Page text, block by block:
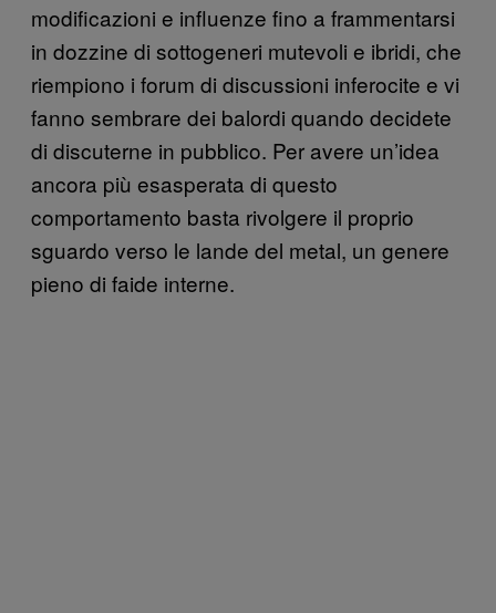
modificazioni e influenze fino a frammentarsi
in dozzine di sottogeneri mutevoli e ibridi, che
riempiono i forum di discussioni inferocite e vi
fanno sembrare dei balordi quando decidete
di discuterne in pubblico. Per avere un’idea
ancora più esasperata di questo
comportamento basta rivolgere il proprio
sguardo verso le lande del metal, un genere
pieno di faide interne.